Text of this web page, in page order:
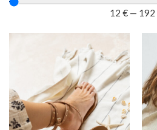
12 €— 192